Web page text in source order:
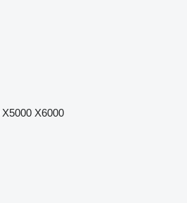
X5000 X6000